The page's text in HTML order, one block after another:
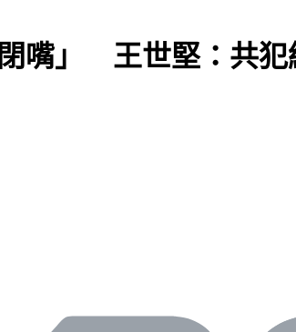
嘴」 王世堅：共犯